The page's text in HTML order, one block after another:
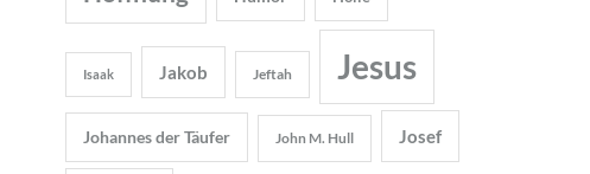
Isaak Jakob Jeftah Jesus
Johannes der Täufer John M. Hull Josef